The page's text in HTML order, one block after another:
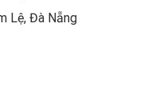
Lệ, Đà Nẵng